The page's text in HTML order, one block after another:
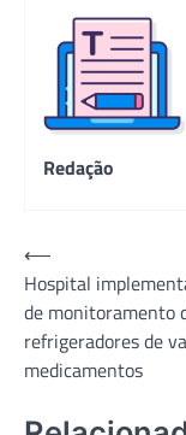
Redação
Navegação
de
Post
⟵
Hospital
de monitoramento
refrigeradores de
medicamentos